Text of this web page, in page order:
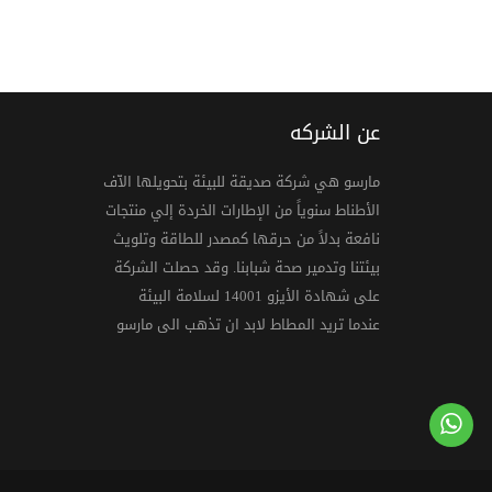
عن الشركه
مارسو هي شركة صديقة للبيئة بتحويلها الاّف
الأطناط سنوياً من الإطارات الخردة إلي منتجات
نافعة بدلاً من حرقها كمصدر للطاقة وتلويث
بيئتنا وتدمير صحة شبابنا. وقد حصلت الشركة
على شهادة الأيزو 14001 لسلامة البيئة
عندما تريد المطاط لابد ان تذهب الى مارسو